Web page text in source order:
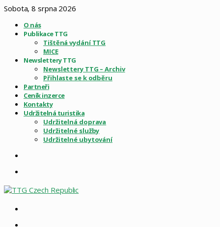
Sobota, 8 srpna 2026
O nás
Publikace TTG
Tištěná vydání TTG
MICE
Newslettery TTG
Newslettery TTG – Archiv
Přihlaste se k odběru
Partneři
Ceník inzerce
Kontakty
Udržitelná turistika
Udržitelná doprava
Udržitelné služby
Udržitelné ubytování